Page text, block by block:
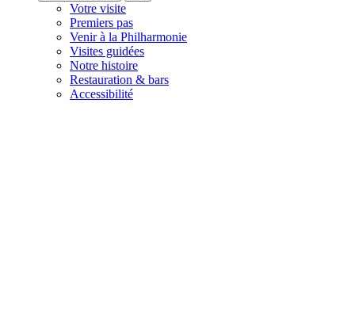
Votre visite
Premiers pas
Venir à la Philharmonie
Visites guidées
Notre histoire
Restauration & bars
Accessibilité